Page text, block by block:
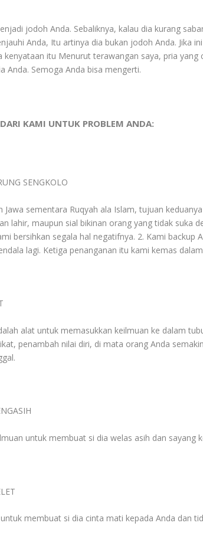
jodoh Anda. Sebaliknya, kalau dia kurang
Anda, Itu artinya dia bukan jodoh Anda. Jika
kenyataan itu Menurut terawangan saya, pria
Anda. Semoga Anda bisa mengerti.
KAMI UNTUK PROBLEM ANDA:
SENGKOLO
Jawa sementara Ruqyah ala Islam, tujuan
lahir, maupun sial bikinan orang yang tidak suka
bersihkan segala hal negatifnya. 2. Kami backup
lagi. Ketiga penanganan itu kami kemas
alat untuk memasukkan keilmuan ke dalam
penambah nilai diri, di mata orang Anda
untuk membuat si dia welas asih dan sayang
membuat si dia cinta mati kepada Anda dan